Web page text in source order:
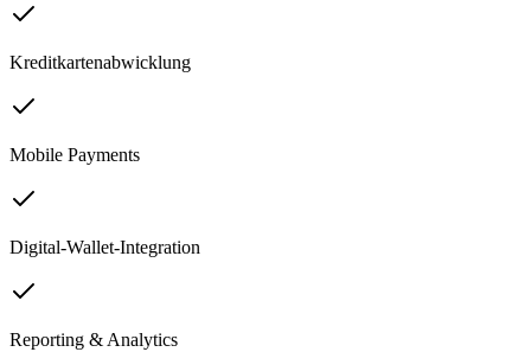
Kreditkartenabwicklung
Mobile Payments
Digital-Wallet-Integration
Reporting & Analytics